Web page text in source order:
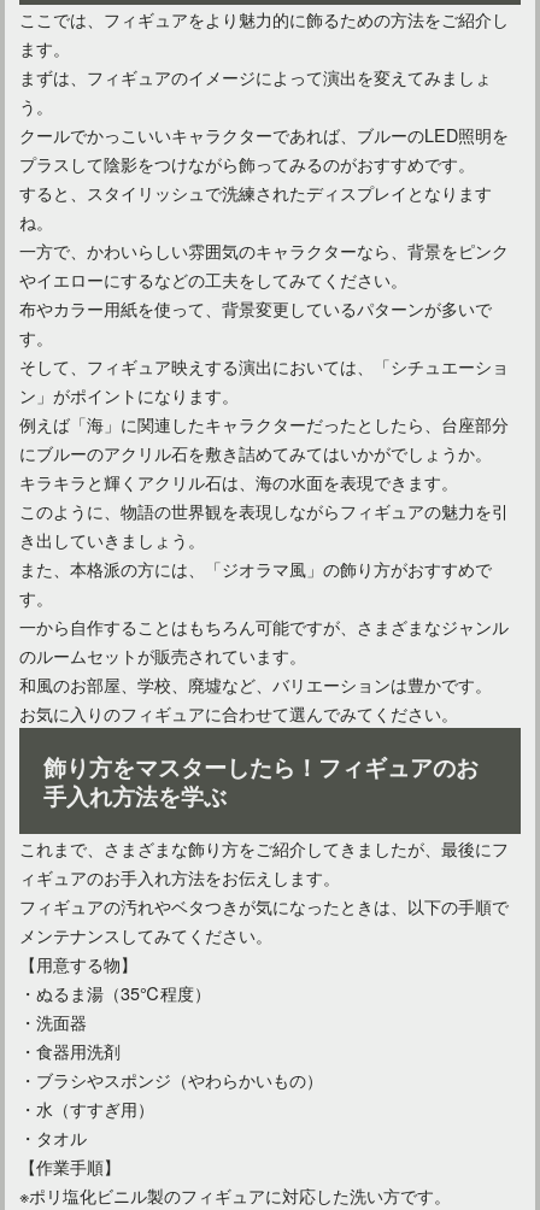
ここでは、フィギュアをより魅力的に飾るための方法をご紹介し
ます。
まずは、フィギュアのイメージによって演出を変えてみましょ
う。
クールでかっこいいキャラクターであれば、ブルーのLED照明を
プラスして陰影をつけながら飾ってみるのがおすすめです。
すると、スタイリッシュで洗練されたディスプレイとなります
ね。
一方で、かわいらしい雰囲気のキャラクターなら、背景をピンク
やイエローにするなどの工夫をしてみてください。
布やカラー用紙を使って、背景変更しているパターンが多いで
す。
そして、フィギュア映えする演出においては、「シチュエーショ
ン」がポイントになります。
例えば「海」に関連したキャラクターだったとしたら、台座部分
にブルーのアクリル石を敷き詰めてみてはいかがでしょうか。
キラキラと輝くアクリル石は、海の水面を表現できます。
このように、物語の世界観を表現しながらフィギュアの魅力を引
き出していきましょう。
また、本格派の方には、「ジオラマ風」の飾り方がおすすめで
す。
一から自作することはもちろん可能ですが、さまざまなジャンル
のルームセットが販売されています。
和風のお部屋、学校、廃墟など、バリエーションは豊かです。
お気に入りのフィギュアに合わせて選んでみてください。
飾り方をマスターしたら！フィギュアのお
手入れ方法を学ぶ
これまで、さまざまな飾り方をご紹介してきましたが、最後にフ
ィギュアのお手入れ方法をお伝えします。
フィギュアの汚れやベタつきが気になったときは、以下の手順で
メンテナンスしてみてください。
【用意する物】
・ぬるま湯（35℃程度）
・洗面器
・食器用洗剤
・ブラシやスポンジ（やわらかいもの）
・水（すすぎ用）
・タオル
【作業手順】
※ポリ塩化ビニル製のフィギュアに対応した洗い方です。